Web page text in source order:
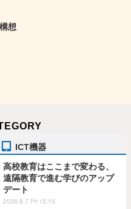
想
ICT機器
高校教育はここまで変わる、
遠隔教育で進む学びのアップ
デート
2026.8.7 Fri 15:15